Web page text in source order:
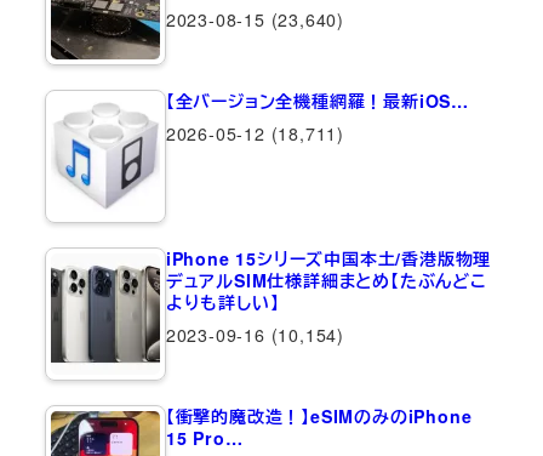
2023-08-15 (23,640)
【全バージョン全機種網羅！最新iOS…
2026-05-12 (18,711)
iPhone 15シリーズ中国本土/香港版物理
デュアルSIM仕様詳細まとめ【たぶんどこ
よりも詳しい】
2023-09-16 (10,154)
【衝撃的魔改造！】eSIMのみのiPhone
15 Pro…